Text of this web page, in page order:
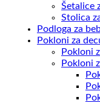
Šetalice
Stolica
Podloga za
Pokloni za
Pokloni
Pokloni